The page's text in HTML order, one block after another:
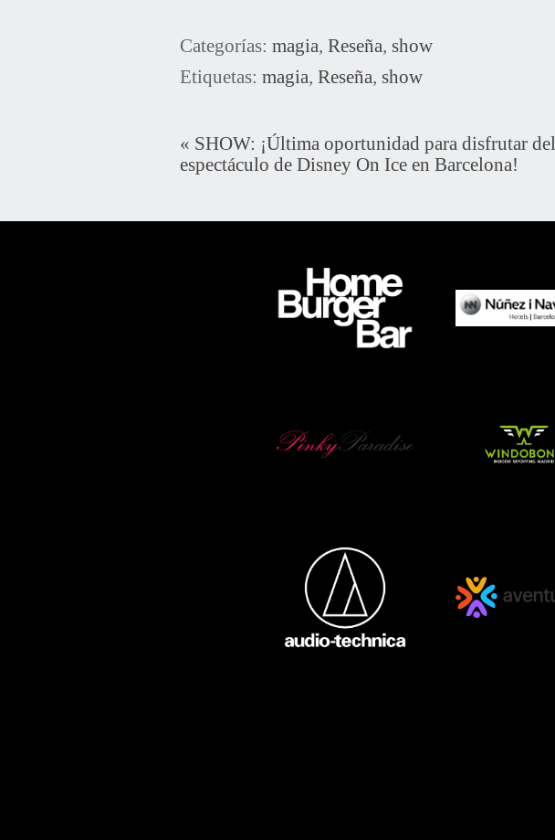
Categorías: magia, Reseña, show
Etiquetas: magia, Reseña, show
« SHOW: ¡Última oportunidad para disfrutar del
espectáculo de Disney On Ice en Barcelona!